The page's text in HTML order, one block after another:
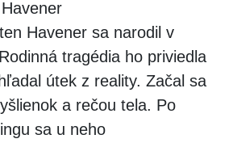
Havener sa narodil v
tragédia ho priviedla
útek z reality. Začal sa
a rečou tela. Po
sa u neho